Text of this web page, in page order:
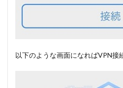
以下のような画面になればVPN接